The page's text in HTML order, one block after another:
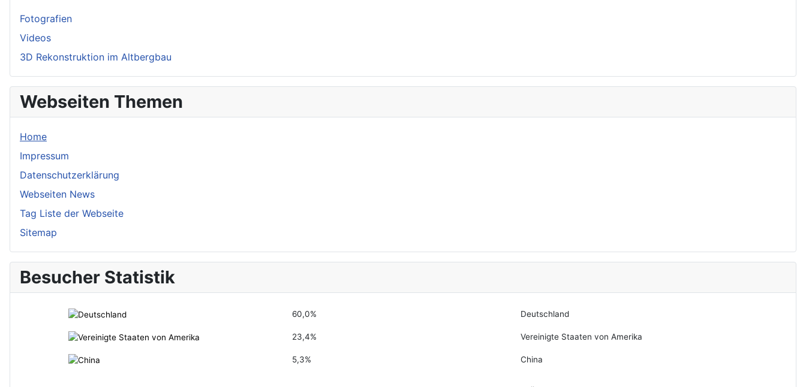
Fotografien
Videos
3D Rekonstruktion im Altbergbau
Webseiten Themen
Home
Impressum
Datenschutzerklärung
Webseiten News
Tag Liste der Webseite
Sitemap
Besucher Statistik
60,0% Deutschland
23,4% Vereinigte Staaten von Amerika
5,3% China